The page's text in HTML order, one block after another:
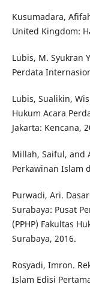
Kusumadara,
United Kingdom:
Lubis, M. Syukran
Perdata
Lubis, Sualikin,
Hukum Acara
Jakarta: Kencana,
Millah, Saiful, and
Perkawinan Islam
Purwadi, Ari.
Surabaya: Pusat
(PPHP) Fakultas
Surabaya, 2016.
Rosyadi, Imron.
Islam Edisi